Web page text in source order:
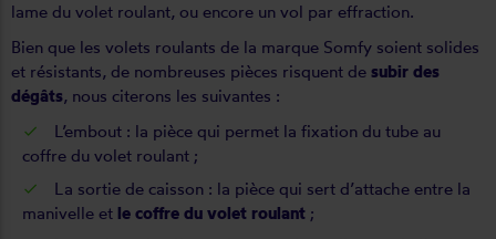
lame du volet roulant, ou encore un vol par effraction.
Bien que les volets roulants de la marque Somfy soient solides
et résistants, de nombreuses pièces risquent de subir des
dégâts, nous citerons les suivantes :
L’embout : la pièce qui permet la fixation du tube au
coffre du volet roulant ;
La sortie de caisson : la pièce qui sert d’attache entre la
manivelle et le coffre du volet roulant ;